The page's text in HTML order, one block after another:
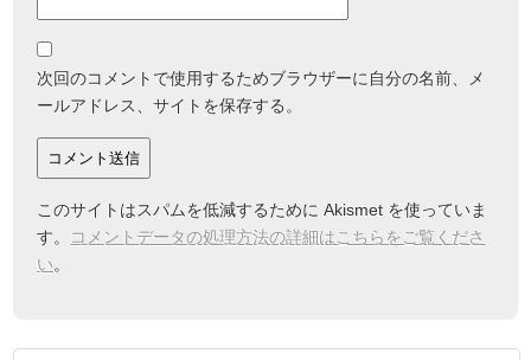
次回のコメントで使用するためブラウザーに自分の名前、メ
ールアドレス、サイトを保存する。
このサイトはスパムを低減するために Akismet を使っていま
す。
コメントデータの処理方法の詳細はこちらをご覧くださ
い。